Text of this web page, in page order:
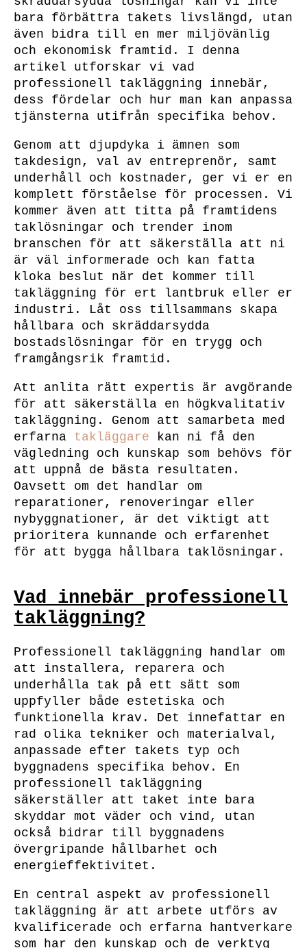
bara förbättra takets livslängd, utan
även bidra till en mer miljövänlig
och ekonomisk framtid. I denna
artikel utforskar vi vad
professionell takläggning innebär,
dess fördelar och hur man kan anpassa
tjänsterna utifrån specifika behov.
Genom att djupdyka i ämnen som
takdesign, val av entreprenör, samt
underhåll och kostnader, ger vi er en
komplett förståelse för processen. Vi
kommer även att titta på framtidens
taklösningar och trender inom
branschen för att säkerställa att ni
är väl informerade och kan fatta
kloka beslut när det kommer till
takläggning för ert lantbruk eller er
industri. Låt oss tillsammans skapa
hållbara och skräddarsydda
bostadslösningar för en trygg och
framgångsrik framtid.
Att anlita rätt expertis är avgörande
för att säkerställa en högkvalitativ
takläggning. Genom att samarbeta med
erfarna takläggare kan ni få den
vägledning och kunskap som behövs för
att uppnå de bästa resultaten.
Oavsett om det handlar om
reparationer, renoveringar eller
nybyggnationer, är det viktigt att
prioritera kunnande och erfarenhet
för att bygga hållbara taklösningar.
Vad innebär professionell
takläggning?
Professionell takläggning handlar om
att installera, reparera och
underhålla tak på ett sätt som
uppfyller både estetiska och
funktionella krav. Det innefattar en
rad olika tekniker och materialval,
anpassade efter takets typ och
byggnadens specifika behov. En
professionell takläggning
säkerställer att taket inte bara
skyddar mot väder och vind, utan
också bidrar till byggnadens
övergripande hållbarhet och
energieffektivitet.
En central aspekt av professionell
takläggning är att arbete utförs av
kvalificerade och erfarna hantverkare
som har den kunskap och de verktyg